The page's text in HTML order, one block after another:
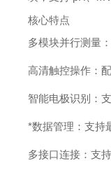
核心特点
多模块并行测量
高清触控操作：
智能电极识别：
*数据管理：支持
多接口连接：支